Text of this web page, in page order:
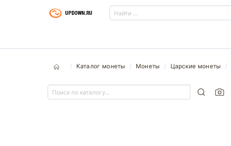
Каталог монеты Монеты Царские монеты